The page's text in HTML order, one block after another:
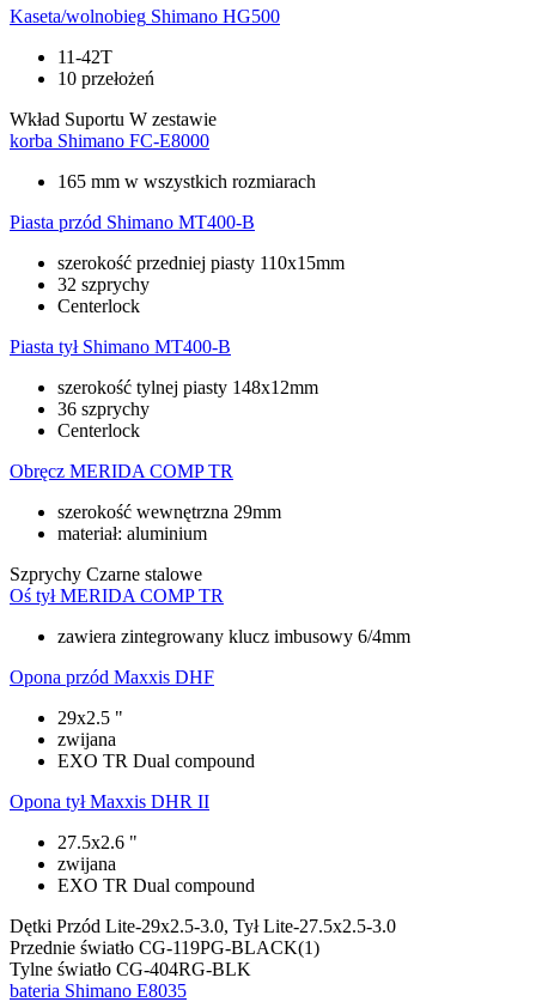
Kaseta/wolnobieg Shimano HG500
11-42T
10 przełożeń
Wkład Suportu W zestawie
korba Shimano FC-E8000
165 mm w wszystkich rozmiarach
Piasta przód Shimano MT400-B
szerokość przedniej piasty 110x15mm
32 szprychy
Centerlock
Piasta tył Shimano MT400-B
szerokość tylnej piasty 148x12mm
36 szprychy
Centerlock
Obręcz MERIDA COMP TR
szerokość wewnętrzna 29mm
materiał: aluminium
Szprychy Czarne stalowe
Oś tył MERIDA COMP TR
zawiera zintegrowany klucz imbusowy 6/4mm
Opona przód Maxxis DHF
29x2.5 "
zwijana
EXO TR Dual compound
Opona tył Maxxis DHR II
27.5x2.6 "
zwijana
EXO TR Dual compound
Dętki Przód Lite-29x2.5-3.0, Tył Lite-27.5x2.5-3.0
Przednie światło CG-119PG-BLACK(1)
Tylne światło CG-404RG-BLK
bateria Shimano E8035